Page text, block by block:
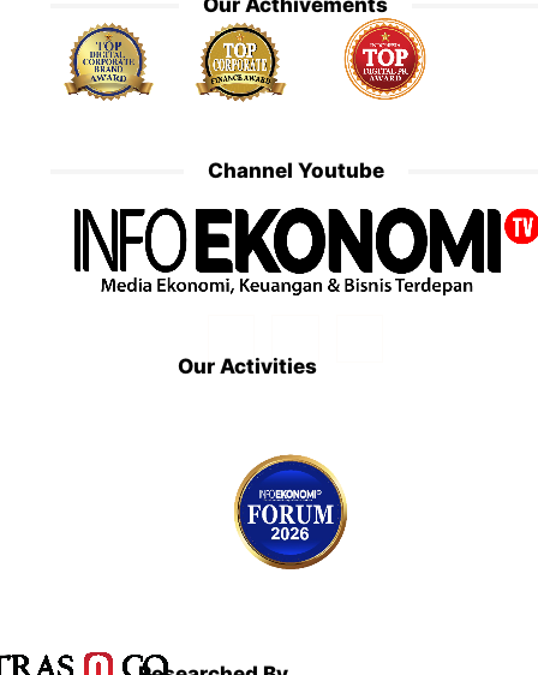
Our Acthivements
Channel Youtube
Our Activities